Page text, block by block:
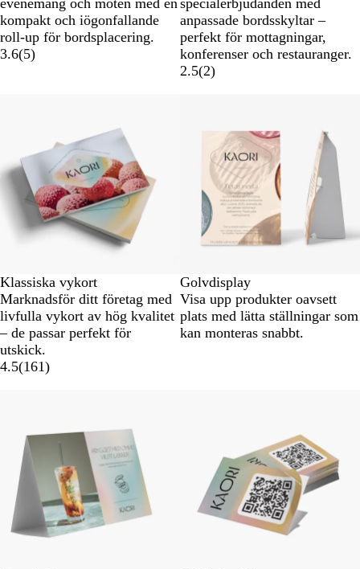
evenemang och möten med en
kompakt och iögonfallande
roll-up för bordsplacering.
3.6(5)
specialerbjudanden med
anpassade bordsskyltar –
perfekt för mottagningar,
konferenser och restauranger.
2.5(2)
Klassiska vykort
Marknadsför ditt företag med
livfulla vykort av hög kvalitet
– de passar perfekt för
utskick.
4.5(161)
Golvdisplay
Visa upp produkter oavsett
plats med lätta ställningar som
kan monteras snabbt.